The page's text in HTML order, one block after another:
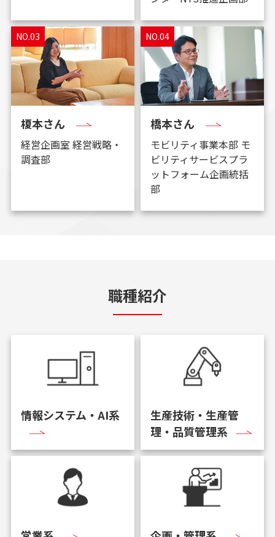
NO.03
榎本さん
経営企画室 経営戦略・
調査部
NO.04
橋本さん
モビリティ事業本部 モ
ビリティサービスプラ
ットフォーム企画統括
部
職種紹介
情報システム・AI系
生産技術・生産管
理・品質管理系